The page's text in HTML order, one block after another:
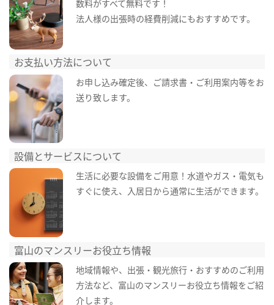
数料がすべて無料です！
法人様の出張時の経費削減にもおすすめです。
お支払い方法について
お申し込み確定後、ご請求書・ご利用案内等をお
送り致します。
設備とサービスについて
生活に必要な設備をご用意！水道やガス・電気も
すぐに使え、入居日から通常に生活ができます。
富山のマンスリーお役立ち情報
地域情報や、出張・観光旅行・おすすめのご利用
方法など、富山のマンスリーお役立ち情報をご紹
介します。